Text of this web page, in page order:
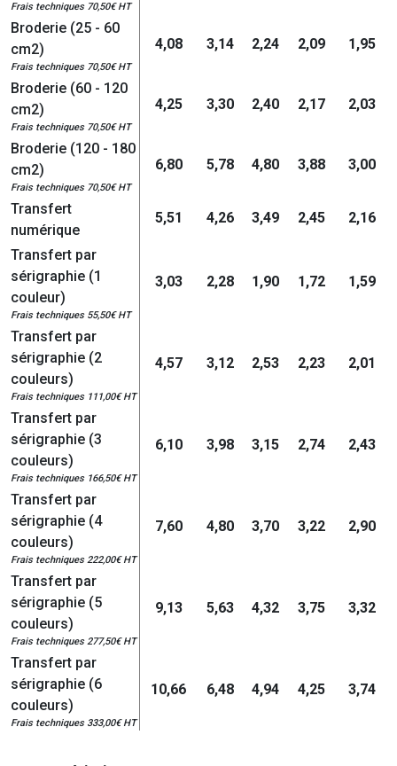
Frais techniques 70,50€ HT
Broderie (25 - 60
cm2)
Frais techniques 70,50€ HT
4,08 3,14 2,24 2,09 1,95
Broderie (60 - 120
cm2)
Frais techniques 70,50€ HT
4,25 3,30 2,40 2,17 2,03
Broderie (120 - 180
cm2)
Frais techniques 70,50€ HT
6,80 5,78 4,80 3,88 3,00
Transfert
numérique
5,51 4,26 3,49 2,45 2,16
Transfert par
sérigraphie (1
couleur)
Frais techniques 55,50€ HT
3,03 2,28 1,90 1,72 1,59
Transfert par
sérigraphie (2
couleurs)
Frais techniques 111,00€ HT
4,57 3,12 2,53 2,23 2,01
Transfert par
sérigraphie (3
couleurs)
Frais techniques 166,50€ HT
6,10 3,98 3,15 2,74 2,43
Transfert par
sérigraphie (4
couleurs)
Frais techniques 222,00€ HT
7,60 4,80 3,70 3,22 2,90
Transfert par
sérigraphie (5
couleurs)
Frais techniques 277,50€ HT
9,13 5,63 4,32 3,75 3,32
Transfert par
sérigraphie (6
couleurs)
Frais techniques 333,00€ HT
10,66 6,48 4,94 4,25 3,74